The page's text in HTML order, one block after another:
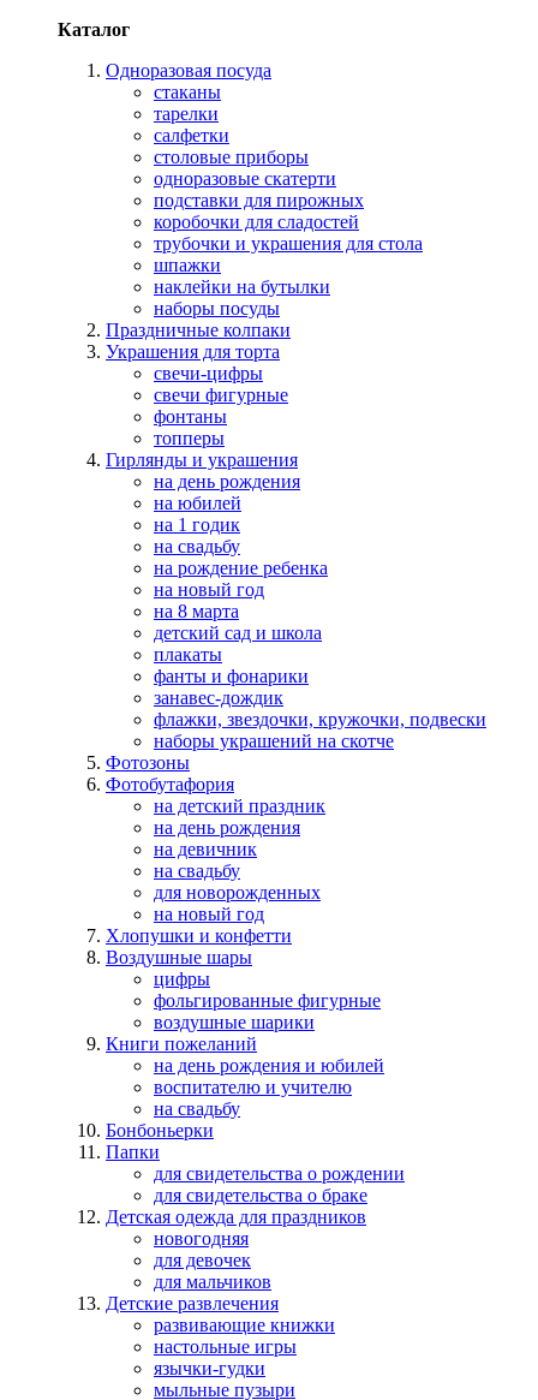
Каталог
Одноразовая посуда
стаканы
тарелки
салфетки
столовые приборы
одноразовые скатерти
подставки для пирожных
коробочки для сладостей
трубочки и украшения для стола
шпажки
наклейки на бутылки
наборы посуды
Праздничные колпаки
Украшения для торта
свечи-цифры
свечи фигурные
фонтаны
топперы
Гирлянды и украшения
на день рождения
на юбилей
на 1 годик
на свадьбу
на рождение ребенка
на новый год
на 8 марта
детский сад и школа
плакаты
фанты и фонарики
занавес-дождик
флажки, звездочки, кружочки, подвески
наборы украшений на скотче
Фотозоны
Фотобутафория
на детский праздник
на день рождения
на девичник
на свадьбу
для новорожденных
на новый год
Хлопушки и конфетти
Воздушные шары
цифры
фольгированные фигурные
воздушные шарики
Книги пожеланий
на день рождения и юбилей
воспитателю и учителю
на свадьбу
Бонбоньерки
Папки
для свидетельства о рождении
для свидетельства о браке
Детская одежда для праздников
новогодняя
для девочек
для мальчиков
Детские развлечения
развивающие книжки
настольные игры
язычки-гудки
мыльные пузыри